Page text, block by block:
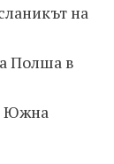
на
Полша в
Южна